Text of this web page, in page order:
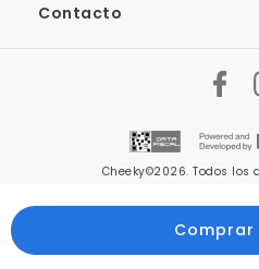
Contacto
Cheeky©2026. Todos los